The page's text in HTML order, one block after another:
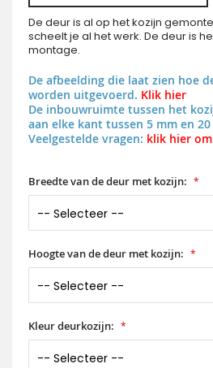
De deur is al op het kozijn
scheelt je al het werk. De deur is
montage.
De afbeelding die laat zien hoe
worden uitgevoerd. Klik hier
De inbouwruimte tussen het
aan elke kant tussen 5 mm en
Veelgestelde vragen: klik hier
Breedte van de deur met kozijn:
Hoogte van de deur met kozijn:
Kleur deurkozijn: